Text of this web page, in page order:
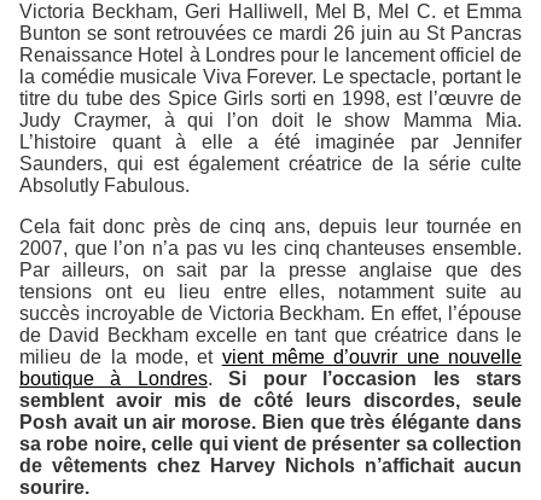
Victoria Beckham, Geri Halliwell, Mel B, Mel C. et Emma
Bunton se sont retrouvées ce mardi 26 juin au St Pancras
Renaissance Hotel à Londres pour le lancement officiel de
la comédie musicale Viva Forever. Le spectacle, portant le
titre du tube des Spice Girls sorti en 1998, est l’œuvre de
Judy Craymer, à qui l’on doit le show Mamma Mia.
L’histoire quant à elle a été imaginée par Jennifer
Saunders, qui est également créatrice de la série culte
Absolutly Fabulous.
Cela fait donc près de cinq ans, depuis leur tournée en
2007, que l’on n’a pas vu les cinq chanteuses ensemble.
Par ailleurs, on sait par la presse anglaise que des
tensions ont eu lieu entre elles, notamment suite au
succès incroyable de Victoria Beckham. En effet, l’épouse
de David Beckham excelle en tant que créatrice dans le
milieu de la mode, et vient même d’ouvrir une nouvelle
boutique à Londres. Si pour l’occasion les stars
semblent avoir mis de côté leurs discordes, seule
Posh avait un air morose. Bien que très élégante dans
sa robe noire, celle qui vient de présenter sa collection
de vêtements chez Harvey Nichols n’affichait aucun
sourire.